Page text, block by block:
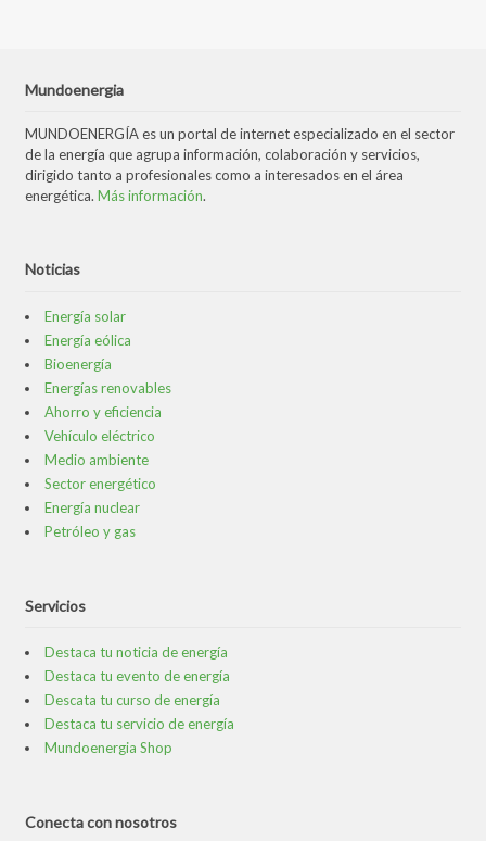
Mundoenergia
MUNDOENERGÍA es un portal de internet especializado en el sector
de la energía que agrupa información, colaboración y servicios,
dirigido tanto a profesionales como a interesados en el área
energética. Más información.
Noticias
Energía solar
Energía eólica
Bioenergía
Energías renovables
Ahorro y eficiencia
Vehículo eléctrico
Medio ambiente
Sector energético
Energía nuclear
Petróleo y gas
Servicios
Destaca tu noticia de energía
Destaca tu evento de energía
Descata tu curso de energía
Destaca tu servicio de energía
Mundoenergia Shop
Conecta con nosotros